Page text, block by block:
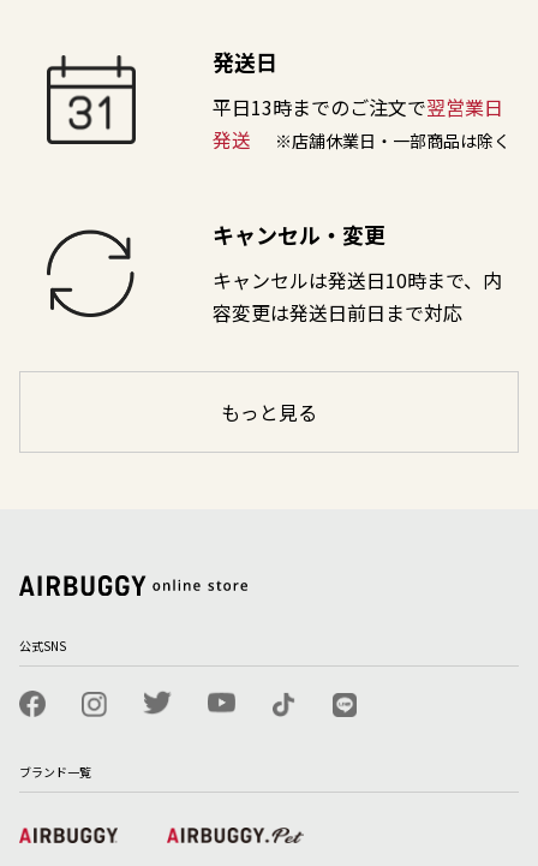
発送日
平日13時までのご注文で翌営業日
発送
※店舗休業日・一部商品は除く
キャンセル・変更
キャンセルは発送日10時まで、内
容変更は発送日前日まで対応
もっと見る
公式SNS
ブランド一覧